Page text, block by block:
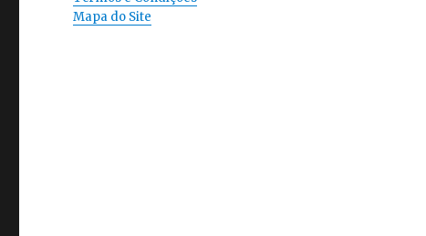
Mapa do Site